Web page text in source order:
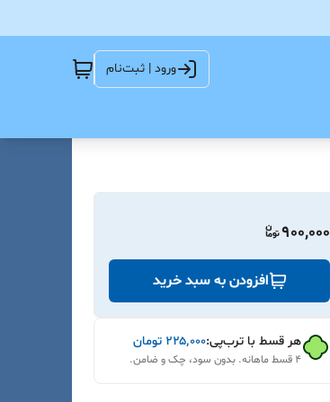
ورود | ثبت‌نام
900,000
افزودن به سبد خرید
هر قسط با ترب‌پی:۲۲۵٬۰۰۰ تومان
۴ قسط ماهانه. بدون سود، چک و ضامن.